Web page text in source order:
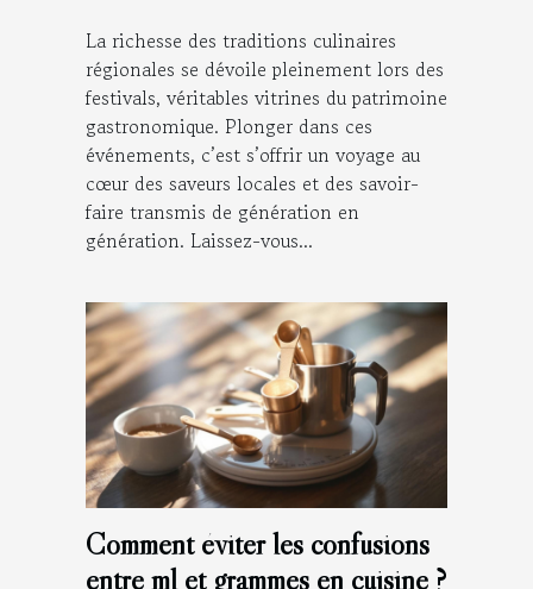
La richesse des traditions culinaires
régionales se dévoile pleinement lors des
festivals, véritables vitrines du patrimoine
gastronomique. Plonger dans ces
événements, c’est s’offrir un voyage au
cœur des saveurs locales et des savoir-
faire transmis de génération en
génération. Laissez-vous...
Comment éviter les confusions
entre ml et grammes en cuisine ?